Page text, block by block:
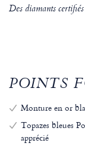
Des diamants
POINTS
Monture en or
Topazes bleues
apprécié